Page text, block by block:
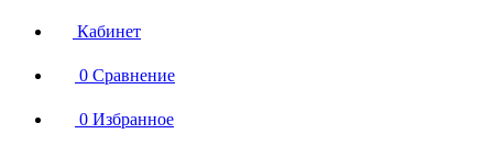
Кабинет
0 Сравнение
0 Избранное